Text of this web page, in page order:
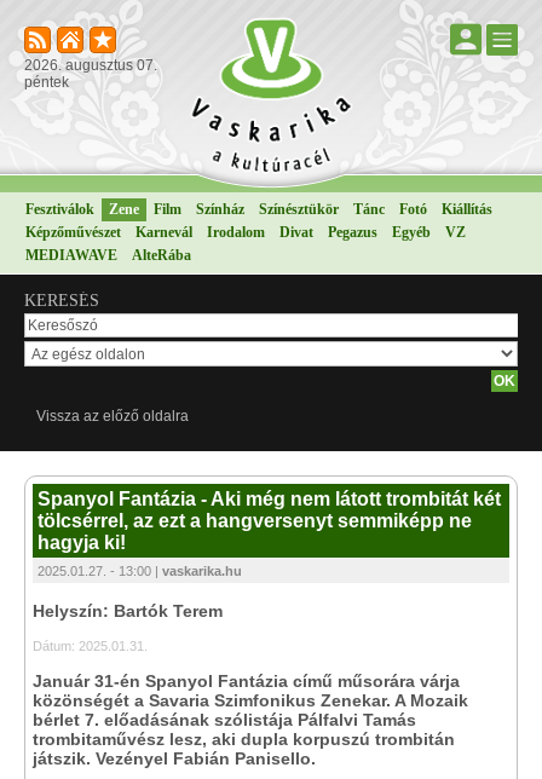
2026. augusztus 07.
péntek
Fesztiválok Zene Film Színház Színésztükör Tánc Fotó
Kiállítás
Képzőművészet
Karnevál Irodalom Divat Pegazus Egyéb
VZ
MEDIAWAVE
AlteRába
KERESÉS
Vissza az előző oldalra
Spanyol Fantázia - Aki még nem látott trombitát két
tölcsérrel, az ezt a hangversenyt semmiképp ne
hagyja ki!
2025.01.27. - 13:00 | vaskarika.hu
Helyszín: Bartók Terem
Dátum: 2025.01.31.
Január 31-én Spanyol Fantázia című műsorára várja
közönségét a Savaria Szimfonikus Zenekar. A Mozaik
bérlet 7. előadásának szólistája Pálfalvi Tamás
trombitaművész lesz, aki dupla korpuszú trombitán
játszik. Vezényel Fabián Panisello.